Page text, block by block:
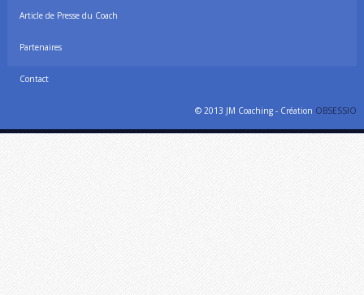
Article de Presse du Coach
Partenaires
Contact
© 2013 JM Coaching - Création OBSESSIO